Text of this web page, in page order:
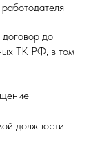
договор до
ТК РФ, в том
должности